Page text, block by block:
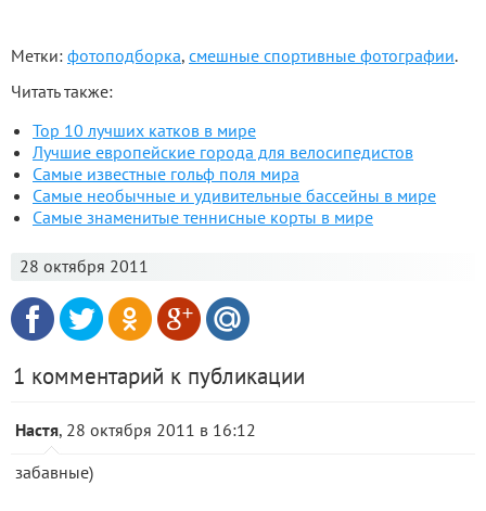
Метки: фотоподборка, смешные спортивные фотографии.
Читать также:
Тор 10 лучших катков в мире
Лучшие европейские города для велосипедистов
Самые известные гольф поля мира
Самые необычные и удивительные бассейны в мире
Самые знаменитые теннисные корты в мире
28 октября 2011
1 комментарий к публикации
Настя, 28 октября 2011 в 16:12
забавные)